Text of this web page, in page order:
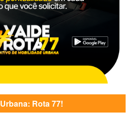
Rota 77!